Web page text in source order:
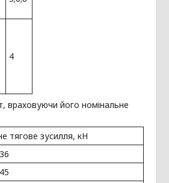
4
враховуючи його номінальне
тягове зусилля, кН